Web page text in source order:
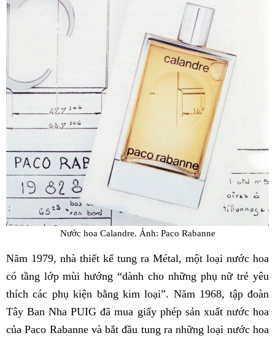
Nước hoa Calandre. Ảnh: Paco Rabanne
Năm 1979, nhà thiết kế tung ra Métal, một loại nước hoa
có tầng lớp mùi hướng “dành cho những phụ nữ trẻ yêu
thích các phụ kiện bằng kim loại”. Năm 1968, tập đoàn
Tây Ban Nha PUIG đã mua giấy phép sản xuất nước hoa
của Paco Rabanne và bắt đầu tung ra những loại nước hoa